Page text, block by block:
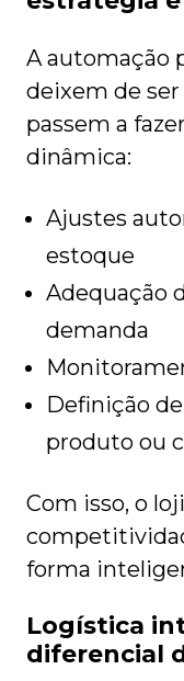
A automação
deixem de ser
passem a
dinâmica:
Ajustes
estoque
Adequação
demanda
Definição
produto ou
Com isso, o
forma
Logística
diferencial